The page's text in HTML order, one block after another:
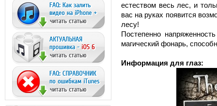
естеством весь лес, и
вас на руках появится
лесу!
Постепенно
магический фонарь,
Информация для глаз: